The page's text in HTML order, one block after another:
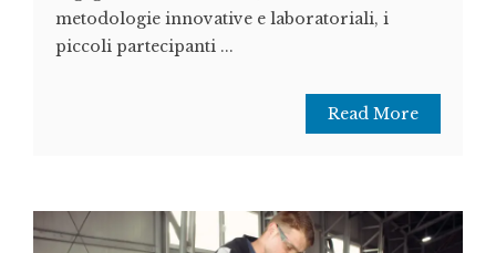
metodologie innovative e laboratoriali, i
piccoli partecipanti ...
Read More